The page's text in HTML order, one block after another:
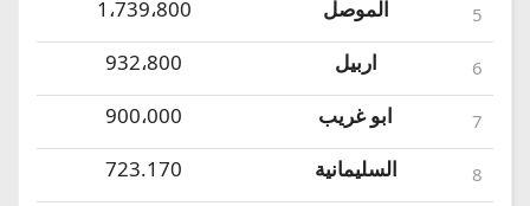
5 الموصل 1،739،800
6 اربيل 932،800
7 ابو غريب 900،000
8 السليمانية 723.170